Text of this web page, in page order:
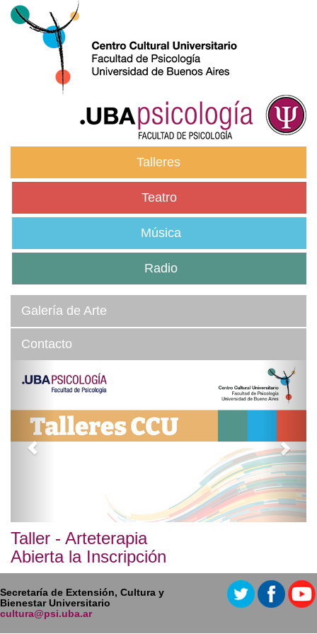
Talleres
Teatro
Música
Radio
Galería de Arte
Contacto
Taller - Arteterapia
Abierta la Inscripción
Secretaría de Extensión, Cultura y
Bienestar Universitario
cultura@psi.uba.ar